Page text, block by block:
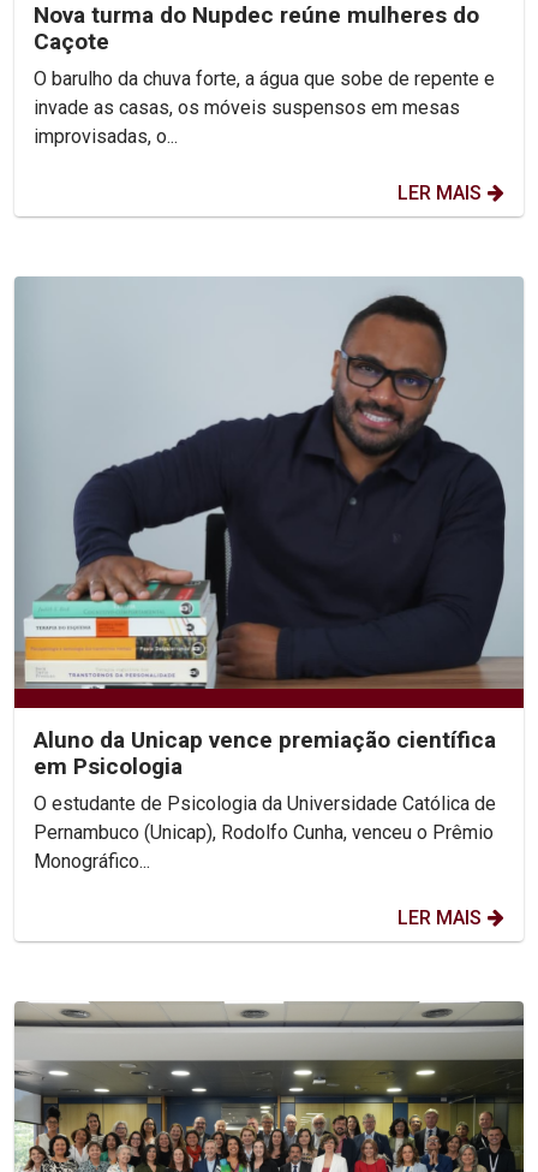
Nova turma do Nupdec reúne mulheres do
Caçote
O barulho da chuva forte, a água que sobe de repente e
invade as casas, os móveis suspensos em mesas
improvisadas, o...
LER MAIS
Aluno da Unicap vence premiação científica
em Psicologia
O estudante de Psicologia da Universidade Católica de
Pernambuco (Unicap), Rodolfo Cunha, venceu o Prêmio
Monográfico...
LER MAIS